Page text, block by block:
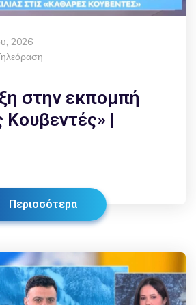
2026
στην εκπομπή
Κουβεντές» |
Περισσότερα